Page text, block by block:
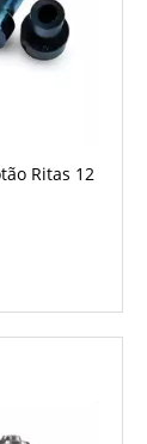
Ritas 12